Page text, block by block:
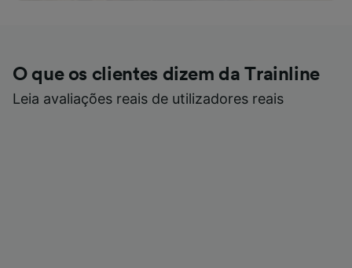
O que os clientes dizem da Trainline
Leia avaliações reais de utilizadores reais